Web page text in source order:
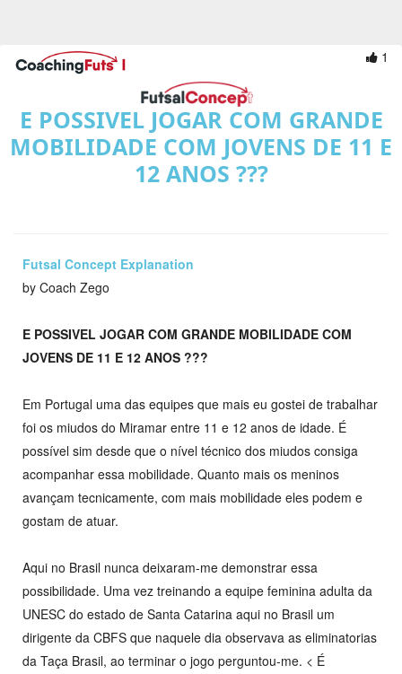
1
E POSSIVEL JOGAR COM GRANDE
MOBILIDADE COM JOVENS DE 11 E
12 ANOS ???
Futsal Concept Explanation
by Coach Zego
E POSSIVEL JOGAR COM GRANDE MOBILIDADE COM
JOVENS DE 11 E 12 ANOS ???
Em Portugal uma das equipes que mais eu gostei de trabalhar
foi os miudos do Miramar entre 11 e 12 anos de idade. É
possível sim desde que o nível técnico dos miudos consiga
acompanhar essa mobilidade. Quanto mais os meninos
avançam tecnicamente, com mais mobilidade eles podem e
gostam de atuar.
Aqui no Brasil nunca deixaram-me demonstrar essa
possibilidade. Uma vez treinando a equipe feminina adulta da
UNESC do estado de Santa Catarina aqui no Brasil um
dirigente da CBFS que naquele dia observava as eliminatorias
da Taça Brasil, ao terminar o jogo perguntou-me. < É